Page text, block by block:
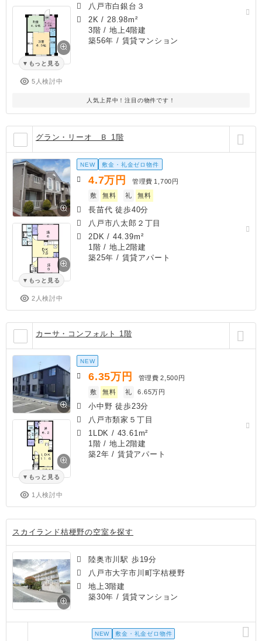
もっと見る
5人検討中
八戸市白銀台３
2K / 28.98m²
3階 / 地上4階建
築56年 / 賃貸マンション
人気上昇中！注目の物件です！
グラン・リーオ Ｂ 1階
もっと見る
2人検討中
NEW 敷金・礼金ゼロ物件
4.7万円 管理費 1,700円
敷
無料 礼 無料
長苗代 徒歩40分
八戸市八太郎２丁目
2DK / 44.39m²
1階 / 地上2階建
築25年 / 賃貸アパート
カーサ・コンフォルト 1階
もっと見る
1人検討中
NEW
6.35万円 管理費 2,500円
敷
無料 礼 6.65万円
小中野 徒歩23分
八戸市類家５丁目
1LDK / 43.61m²
1階 / 地上2階建
築2年 / 賃貸アパート
スカイランド桔梗野の空室を探す
陸奥市川駅 歩19分
八戸市大字市川町字桔梗野
地上3階建
築30年 / 賃貸マンション
NEW 敷金・礼金ゼロ物件